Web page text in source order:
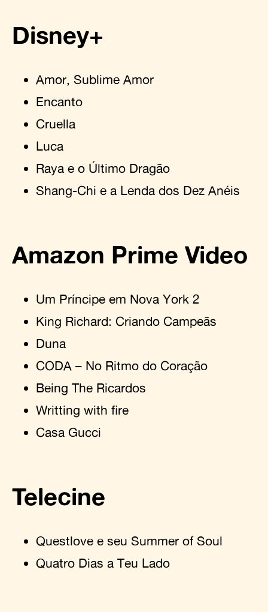
Disney+
Amor, Sublime Amor
Encanto
Cruella
Luca
Raya e o Último Dragão
Shang-Chi e a Lenda dos Dez Anéis
Amazon Prime Video
Um Príncipe em Nova York 2
King Richard: Criando Campeãs
Duna
CODA – No Ritmo do Coração
Being The Ricardos
Writting with fire
Casa Gucci
Telecine
Questlove e seu Summer of Soul
Quatro Dias a Teu Lado